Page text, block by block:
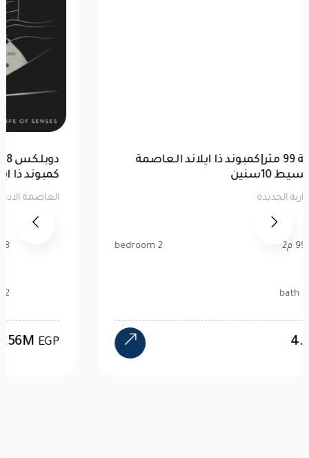
للبيع |شقة 99 متر|كمبوند ذا ايلاند العاصمة
الإدارية |تقسيط 10سنين
العاصمة الادارية الجديدة